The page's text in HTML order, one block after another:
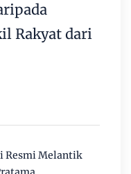
Rakyat dari
Resmi Melantik